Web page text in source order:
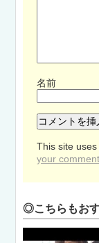
名前
This site
your
◎こちらもお